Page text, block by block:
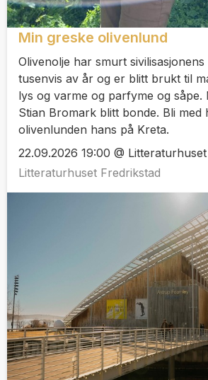
Min greske olivenlund
Olivenolje har smurt sivilisasjonens
tusenvis av år og er blitt brukt til
lys og varme og parfyme og
Stian Bromark blitt bonde. Bli med
olivenlunden hans på Kreta.
22.09.2026 19:00 @
Litteraturhuset Fredrikstad